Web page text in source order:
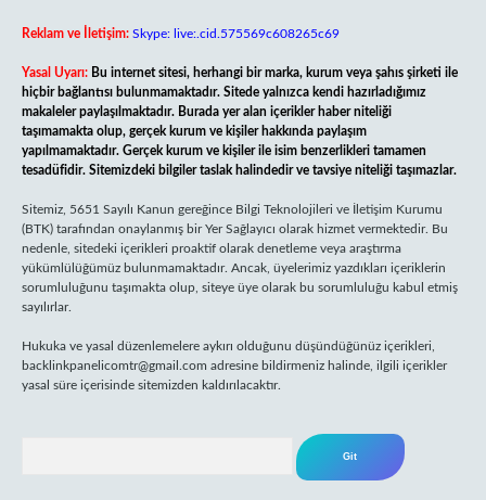
Reklam ve İletişim: Skype: live:.cid.575569c608265c69
Yasal Uyarı: Bu internet sitesi, herhangi bir marka, kurum veya şahıs şirketi ile
hiçbir bağlantısı bulunmamaktadır. Sitede yalnızca kendi hazırladığımız
makaleler paylaşılmaktadır. Burada yer alan içerikler haber niteliği
taşımamakta olup, gerçek kurum ve kişiler hakkında paylaşım
yapılmamaktadır. Gerçek kurum ve kişiler ile isim benzerlikleri tamamen
tesadüfidir. Sitemizdeki bilgiler taslak halindedir ve tavsiye niteliği taşımazlar.
Sitemiz, 5651 Sayılı Kanun gereğince Bilgi Teknolojileri ve İletişim Kurumu
(BTK) tarafından onaylanmış bir Yer Sağlayıcı olarak hizmet vermektedir. Bu
nedenle, sitedeki içerikleri proaktif olarak denetleme veya araştırma
yükümlülüğümüz bulunmamaktadır. Ancak, üyelerimiz yazdıkları içeriklerin
sorumluluğunu taşımakta olup, siteye üye olarak bu sorumluluğu kabul etmiş
sayılırlar.
Hukuka ve yasal düzenlemelere aykırı olduğunu düşündüğünüz içerikleri,
backlinkpanelicomtr@gmail.com adresine bildirmeniz halinde, ilgili içerikler
yasal süre içerisinde sitemizden kaldırılacaktır.